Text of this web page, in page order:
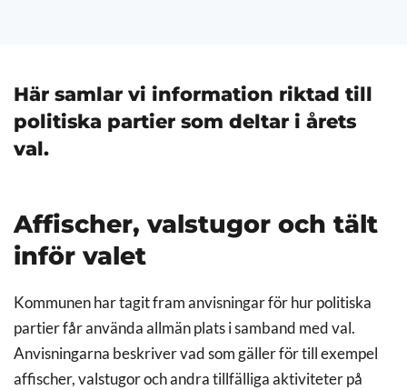
Här samlar vi information riktad till
politiska partier som deltar i årets
val.
Affischer, valstugor och tält
inför valet
Kommunen har tagit fram anvisningar för hur politiska
partier får använda allmän plats i samband med val.
Anvisningarna beskriver vad som gäller för till exempel
affischer, valstugor och andra tillfälliga aktiviteter på